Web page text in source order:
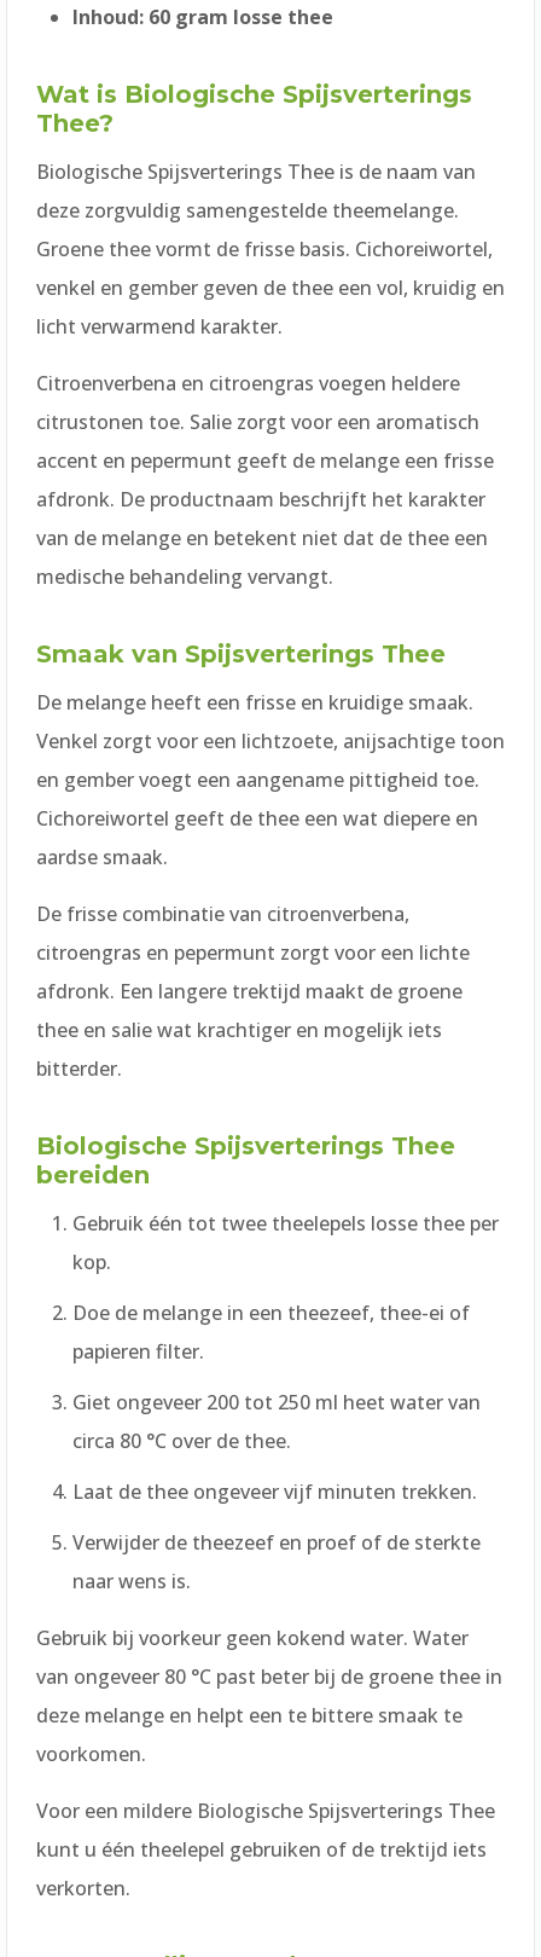
Inhoud: 60 gram losse thee
Wat is Biologische Spijsverterings
Thee?
Biologische Spijsverterings Thee is de naam van
deze zorgvuldig samengestelde theemelange.
Groene thee vormt de frisse basis. Cichoreiwortel,
venkel en gember geven de thee een vol, kruidig en
licht verwarmend karakter.
Citroenverbena en citroengras voegen heldere
citrustonen toe. Salie zorgt voor een aromatisch
accent en pepermunt geeft de melange een frisse
afdronk. De productnaam beschrijft het karakter
van de melange en betekent niet dat de thee een
medische behandeling vervangt.
Smaak van Spijsverterings Thee
De melange heeft een frisse en kruidige smaak.
Venkel zorgt voor een lichtzoete, anijsachtige toon
en gember voegt een aangename pittigheid toe.
Cichoreiwortel geeft de thee een wat diepere en
aardse smaak.
De frisse combinatie van citroenverbena,
citroengras en pepermunt zorgt voor een lichte
afdronk. Een langere trektijd maakt de groene
thee en salie wat krachtiger en mogelijk iets
bitterder.
Biologische Spijsverterings Thee
bereiden
Gebruik één tot twee theelepels losse thee per
kop.
Doe de melange in een theezeef, thee-ei of
papieren filter.
Giet ongeveer 200 tot 250 ml heet water van
circa 80 °C over de thee.
Laat de thee ongeveer vijf minuten trekken.
Verwijder de theezeef en proef of de sterkte
naar wens is.
Gebruik bij voorkeur geen kokend water. Water
van ongeveer 80 °C past beter bij de groene thee in
deze melange en helpt een te bittere smaak te
voorkomen.
Voor een mildere Biologische Spijsverterings Thee
kunt u één theelepel gebruiken of de trektijd iets
verkorten.